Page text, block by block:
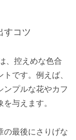
すコツ
、控えめな色合
です。例えば、
ンプルな花やカフ
与えます。
の最後にさりげな